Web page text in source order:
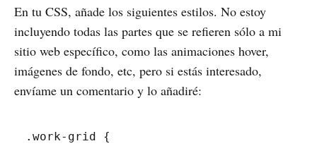
En tu CSS, añade los siguientes estilos. No estoy
incluyendo todas las partes que se refieren sólo a mi
sitio web específico, como las animaciones hover,
imágenes de fondo, etc, pero si estás interesado,
envíame un comentario y lo añadiré:
.work-grid
{